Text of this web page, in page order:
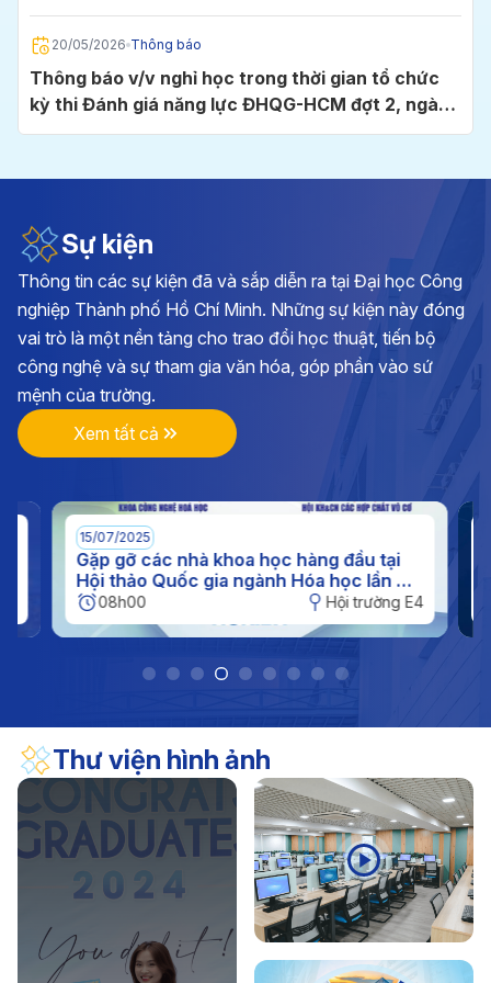
Chí Minh
20/05/2026 Thông báo
Thông báo v/v nghỉ học trong thời gian tổ chức
kỳ thi Đánh giá năng lực ĐHQG-HCM đợt 2, ngày
24/5/2026 tại Cụm thi Trường Đại học Công
học kỳ I, năm học 2026 - 2027
28/04/2026 Thông báo
Kế hoạch triển khai cuộc thi chính luận về bảo vệ
nền tảng tư tưởng của Đảng lần thứ 6, năm 2026
tại Đảng bộ Trường ĐH Công nghiệp TP.HCM
17/04/2026 Thông báo
Thông báo v/v vận động đóng góp hình ảnh, tư
liệu và hiện vật hướng tới kỷ niệm 70 năm Ngày
(11/11/1956 - 11/11/2026)
17/04/2026 Thông báo
Thông báo kế hoạch nghỉ hè đối với sinh viên năm
Sự kiện
Thông tin các sự kiện đã và sắp diễn ra tại Đại học Công
nghiệp Thành phố Hồ Chí Minh. Những sự kiện này đóng
vai trò là một nền tảng cho trao đổi học thuật, tiến bộ
công nghệ và sự tham gia văn hóa, góp phần vào sứ
mệnh của trường.
Xem tất cả
15/07/2025
Gặp gỡ các nhà khoa học hàng đầu tại
Hội thảo Quốc gia ngành Hóa học lần XI
tại IUH
08h00 Hội trường E4
Thư viện hình ảnh